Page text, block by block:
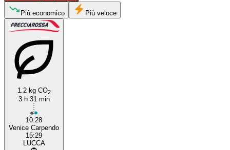
Più economico Più veloce
1.2 kg CO2
3 h 31 min
10:28
Venice Carpendo
15:29
LUCCA